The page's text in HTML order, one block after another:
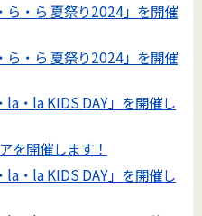
・ら 夏祭り2024」を開催
・ら 夏祭り2024」を開催
・la KIDS DAY」を開催し
を開催します！
・la KIDS DAY」を開催し